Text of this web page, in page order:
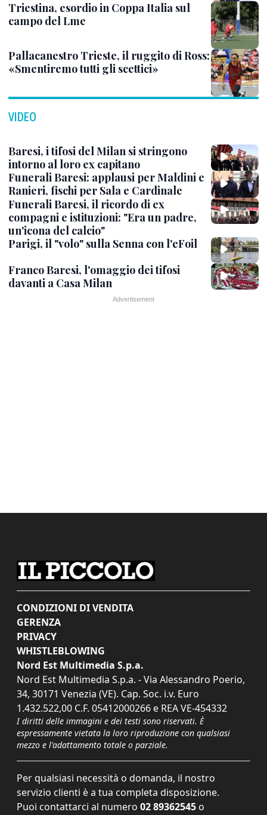
Triestina, esordio in Coppa Italia sul
campo del Lme
Pallacanestro Trieste, il ruggito di Ross:
«Smentiremo tutti gli scettici»
VIDEO
Baresi, i tifosi del Milan si stringono
intorno al loro ex capitano
Funerali Baresi: applausi per Maldini e
Ranieri, fischi per Sala e Cardinale
Funerali Baresi, il ricordo di ex
compagni e istituzioni: "Era un padre,
un'icona del calcio"
Parigi, il "volo" sulla Senna con l'eFoil
Franco Baresi, l'omaggio dei tifosi
davanti a Casa Milan
CONDIZIONI DI VENDITA
GERENZA
PRIVACY
WHISTLEBLOWING
Nord Est Multimedia S.p.a.
Nord Est Multimedia S.p.a. - Via Alessandro Poerio,
34, 30171 Venezia (VE). Cap. Soc. i.v. Euro
1.432.522,00 C.F. 05412000266 e REA VE-454332
I diritti delle immagini e dei testi sono riservati. È
espressamente vietata la loro riproduzione con qualsiasi
mezzo e l'adattamento totale o parziale.
Per qualsiasi necessità o domanda, il nostro
servizio clienti è a tua completa disposizione.
Puoi contattarci al numero 02 89362545 o